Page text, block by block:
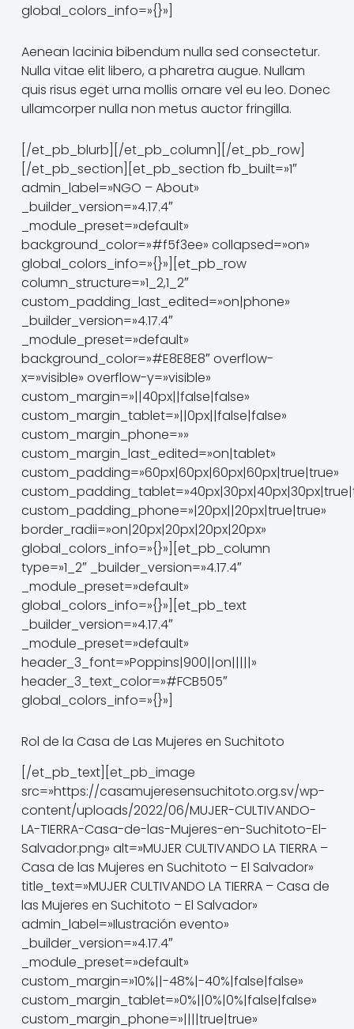
global_colors_info=»{}»]
Aenean lacinia bibendum nulla sed consectetur.
Nulla vitae elit libero, a pharetra augue. Nullam
quis risus eget urna mollis ornare vel eu leo. Donec
ullamcorper nulla non metus auctor fringilla.
[/et_pb_blurb][/et_pb_column][/et_pb_row]
[/et_pb_section][et_pb_section fb_built=»1″
admin_label=»NGO – About»
_builder_version=»4.17.4″
_module_preset=»default»
background_color=»#f5f3ee» collapsed=»on»
global_colors_info=»{}»][et_pb_row
column_structure=»1_2,1_2″
custom_padding_last_edited=»on|phone»
_builder_version=»4.17.4″
_module_preset=»default»
background_color=»#E8E8E8″ overflow-
x=»visible» overflow-y=»visible»
custom_margin=»||40px||false|false»
custom_margin_tablet=»||0px||false|false»
custom_margin_phone=»»
custom_margin_last_edited=»on|tablet»
custom_padding=»60px|60px|60px|60px|true|true»
custom_padding_phone=»|20px||20px|true|true»
border_radii=»on|20px|20px|20px|20px»
global_colors_info=»{}»][et_pb_column
type=»1_2″ _builder_version=»4.17.4″
_module_preset=»default»
global_colors_info=»{}»][et_pb_text
_builder_version=»4.17.4″
_module_preset=»default»
header_3_font=»Poppins|900||on|||||»
header_3_text_color=»#FCB505″
global_colors_info=»{}»]
Rol de la Casa de Las Mujeres en Suchitoto
[/et_pb_text][et_pb_image
src=»https://casamujeresensuchitoto.org.sv/wp-
content/uploads/2022/06/MUJER-CULTIVANDO-
LA-TIERRA-Casa-de-las-Mujeres-en-Suchitoto-El-
Salvador.png» alt=»MUJER CULTIVANDO LA TIERRA –
Casa de las Mujeres en Suchitoto – El Salvador»
title_text=»MUJER CULTIVANDO LA TIERRA – Casa de
las Mujeres en Suchitoto – El Salvador»
admin_label=»Ilustración evento»
_builder_version=»4.17.4″
_module_preset=»default»
custom_margin=»10%||-48%|-40%|false|false»
custom_margin_tablet=»0%||0%|0%|false|false»
custom_margin_phone=»||||true|true»